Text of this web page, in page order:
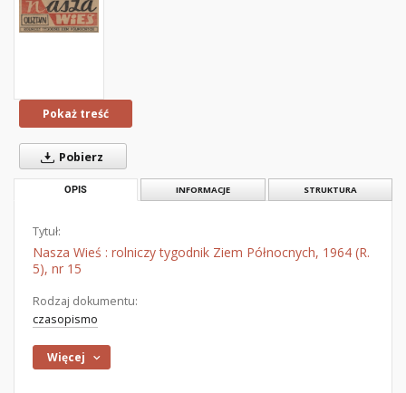
Pokaż treść
Pobierz
OPIS INFORMACJE STRUKTURA
Tytuł:
Nasza Wieś : rolniczy tygodnik Ziem Północnych, 1964 (R.
5), nr 15
Rodzaj dokumentu:
czasopismo
Więcej